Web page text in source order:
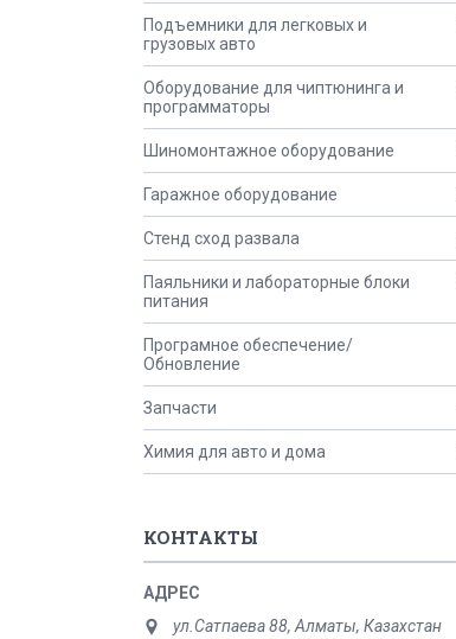
Подъемники для легковых и
грузовых авто
Оборудование для чиптюнинга и
программаторы
Шиномонтажное оборудование
Гаражное оборудование
Стенд сход развала
Паяльники и лабораторные блоки
питания
Програмное обеспечение/
Обновление
Запчасти
Химия для авто и дома
КОНТАКТЫ
ул.Сатпаева 88, Алматы, Казахстан